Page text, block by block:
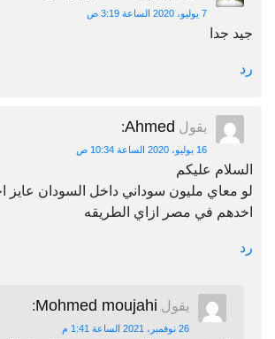
7 يوليو، 2020 الساعة 3:19 ص
جيد جدا
رد
يقول Ahmed
:
16 يوليو، 2020 الساعة 10:34 ص
السلام عليكم
لو معاي مليون سوداني داخل السودان
اخدهم في مصر ازاي الطريقه
رد
يقول Mohmed moujahi
:
26 نوفمبر، 2021 الساعة 1:41 م